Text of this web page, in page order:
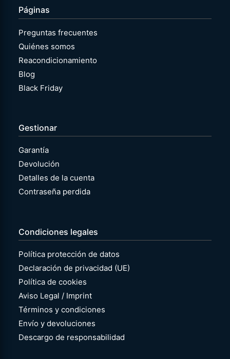
Páginas
Preguntas frecuentes
Quiénes somos
Reacondicionamiento
Blog
Black Friday
Gestionar
Garantía
Devolución
Detalles de la cuenta
Contraseña perdida
Condiciones legales
Política protección de datos
Declaración de privacidad (UE)
Política de cookies
Aviso Legal / Imprint
Términos y condiciones
Envío y devoluciones
Descargo de responsabilidad